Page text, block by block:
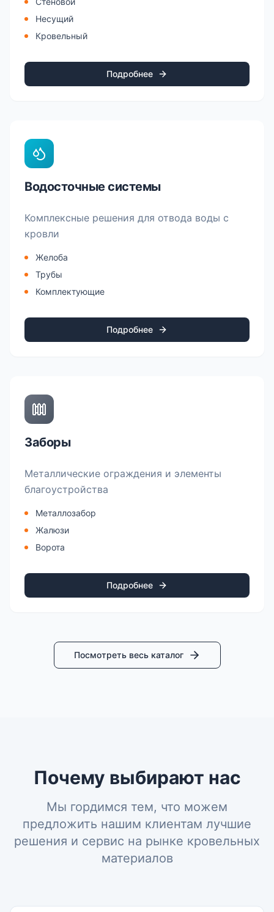
Несущий
Кровельный
Подробнее
Водосточные системы
Комплексные решения для отвода воды с
кровли
Желоба
Трубы
Комплектующие
Подробнее
Заборы
Металлические ограждения и элементы
благоустройства
Металлозабор
Жалюзи
Ворота
Подробнее
Посмотреть весь каталог
Почему выбирают нас
Мы гордимся тем, что можем
предложить нашим клиентам лучшие
решения и сервис на рынке кровельных
материалов